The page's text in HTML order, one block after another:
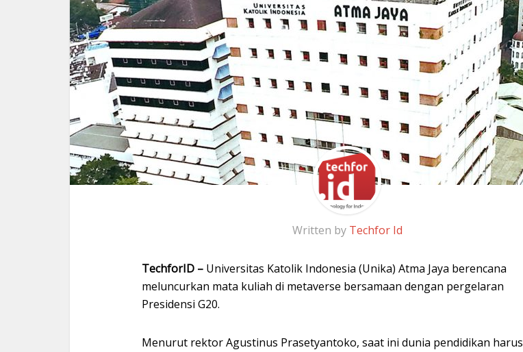
Written by Techfor Id
TechforID – Universitas Katolik Indonesia (Unika) Atma Jaya berencana
meluncurkan mata kuliah di metaverse bersamaan dengan pergelaran
Presidensi G20.
Menurut rektor Agustinus Prasetyantoko, saat ini dunia pendidikan harus